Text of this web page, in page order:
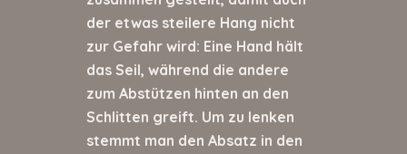
der etwas steilere Hang nicht
zur Gefahr wird: Eine Hand hält
das Seil, während die andere
zum Abstützen hinten an den
Schlitten greift. Um zu lenken
stemmt man den Absatz in den